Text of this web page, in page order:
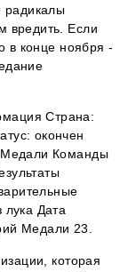
радикалы
вредить. Если
в конце ноября -
Страна:
окончен
Медали Команды
Дата
Медали 23.
которая